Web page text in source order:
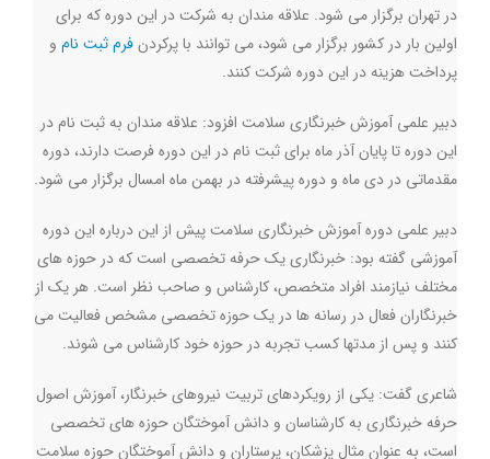
در تهران برگزار می شود. علاقه مندان به شرکت در این دوره که برای
اولین بار در کشور برگزار می شود، می توانند با پرکردنفرم ثبت نام و
پرداخت هزینه در این دوره شرکت کنند.
دبیر علمی آموزش خبرنگاری سلامت افزود: علاقه مندان به ثبت نام در
این دوره تا پایان آذر ماه برای ثبت نام در این دوره فرصت دارند، دوره
مقدماتی در دی ماه و دوره پیشرفته در بهمن ماه امسال برگزار می شود.
دبیر علمی دوره آموزش خبرنگاری سلامت پیش از این درباره این دوره
آموزشی گفته بود: خبرنگاری یک حرفه تخصصی است که در حوزه های
مختلف نیازمند افراد متخصص، کارشناس و صاحب نظر است. هر یک از
خبرنگاران فعال در رسانه ها در یک حوزه تخصصی مشخص فعالیت می
کنند و پس از مدتها کسب تجربه در حوزه خود کارشناس می شوند.
شاعری گفت: یکی از رویکردهای تربیت نیروهای خبرنگار، آموزش اصول
حرفه خبرنگاری به کارشناسان و دانش آموختگان حوزه های تخصصی
است، به عنوان مثال پزشکان، پرستاران و دانش آموختگان حوزه سلامت